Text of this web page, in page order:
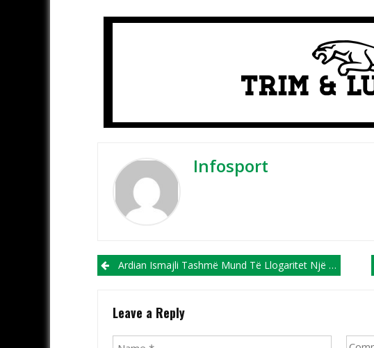
Infosport
Post navigation
Ardian Ismajli Tashmë Mund Të Llogaritet Një Futbollistë I Ri I Napolit!
Leave a Reply